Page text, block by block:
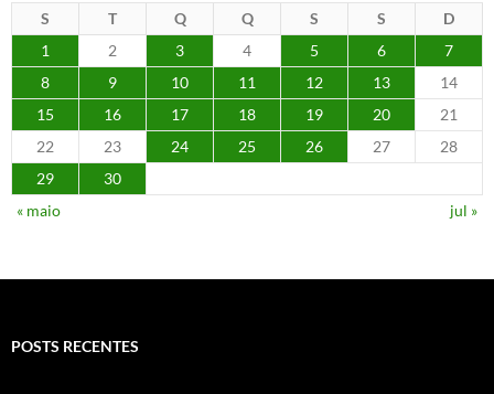
S T Q Q S S
D
1
2 3 4 5 6
7
8
9 10 11 12 13
14
15
16 17 18 19 20
21
22
23 24 25 26 27
28
29
30
« maio
jul »
POSTS RECENTES